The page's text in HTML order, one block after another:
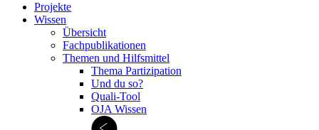
Projekte
Wissen
Übersicht
Fachpublikationen
Themen und Hilfsmittel
Thema Partizipation
Und du so?
Quali-Tool
OJA Wissen